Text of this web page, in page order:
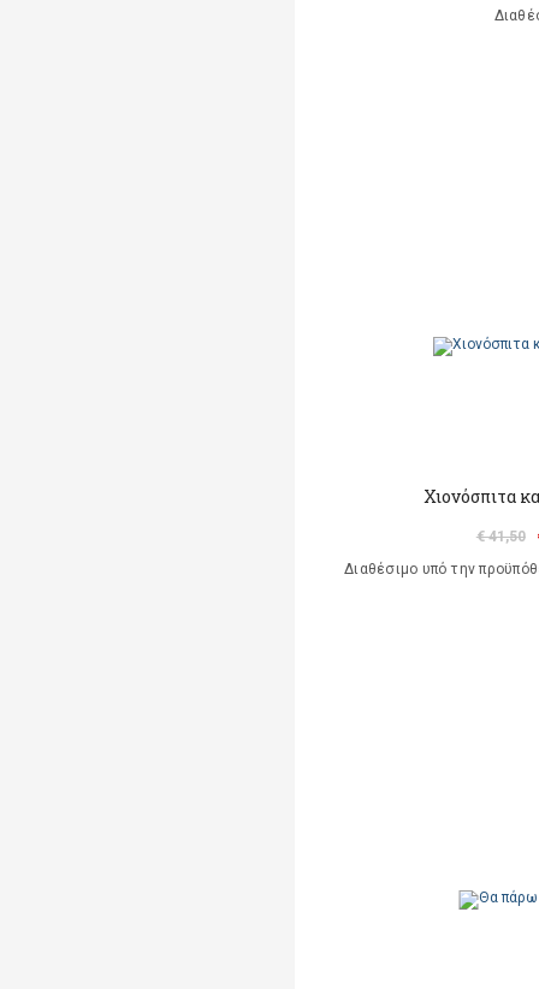
Χιονόσπιτα
€ 41,50
Διαθέσιμο υπό την